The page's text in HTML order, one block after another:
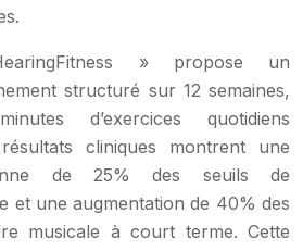
» propose un
structuré sur 12 semaines,
d’exercices quotidiens
cliniques montrent une
de 25% des seuils de
et une augmentation de 40% des
musicale à court terme. Cette